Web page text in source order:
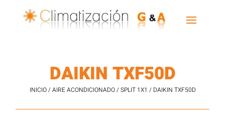
DAIKIN TXF50D
INICIO/AIRE ACONDICIONADO/SPLIT 1X1 / DAIKIN TXF50D